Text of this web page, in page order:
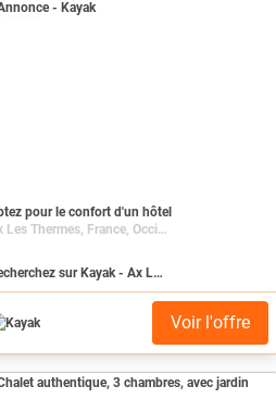
pour le confort d'un hôtel
Ax Les Thermes, France, Occitanie, Midi-Pyrénées, Ariège
Recherchez sur Kayak - Ax Les Thermes
Voir l'offre